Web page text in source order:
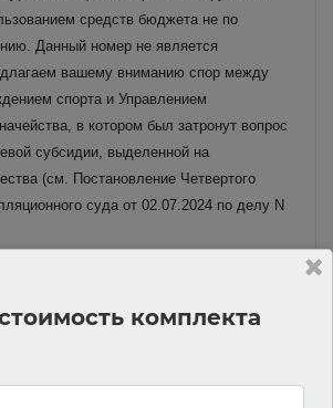
средств бюджета не по
Данный номер не является
вашему вниманию спор между
спорта и Управлением
в котором был затронут вопрос
субсидии, выделенной на
(см. Постановление Четвертого
суда от 02.07.2024 по делу N
и провоз багажа к месту отдыха
к месту отдыха и обратно, а также
комплекта